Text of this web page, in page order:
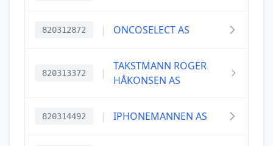
820312872 | ONCOSELECT AS
820313372 |
TAKSTMANN ROGER
HÅKONSEN AS
820314492 | IPHONEMANNEN AS